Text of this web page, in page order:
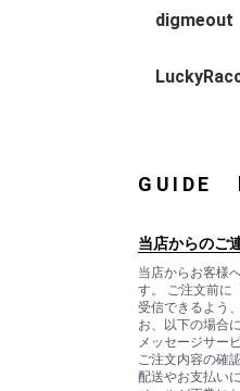
digmeout
HOP ART
アートグ
digmeout
GUIDE
当店からのご
当店からお客様
す。 ご注文前に
受信できるよう
お、以下の場合
メッセージサー
ご注文内容の確
配送やお支払い